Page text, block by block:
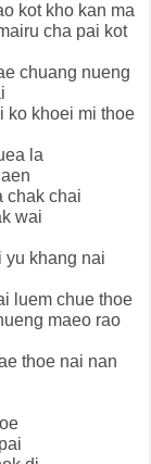
kot kho kan ma
cha pai kot
chuang nueng
ko khoei mi thoe
la
chak chai
wai
yu khang nai
luem chue thoe
maeo rao
thoe nai nan